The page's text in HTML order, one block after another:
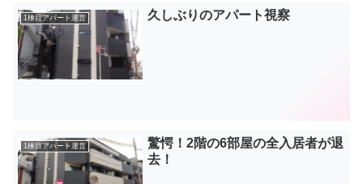
1棟目アパート運営 久しぶりのアパート視察
1棟目アパート運営
驚愕！2階の6部屋の全入居者が退
去！